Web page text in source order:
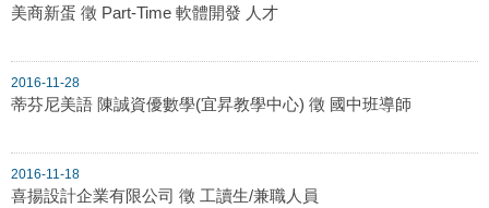
美商新蛋 徵 Part-Time 軟體開發 人才
2016-11-28
蒂芬尼美語 陳誠資優數學(宜昇教學中心) 徵 國中班導師
2016-11-18
喜揚設計企業有限公司 徵 工讀生/兼職人員